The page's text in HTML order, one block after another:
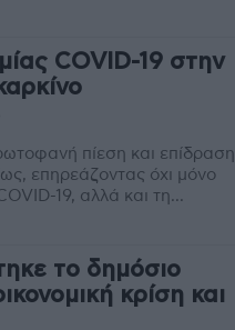
COVID-19 στην
πίεση και επίδραση
επηρεάζοντας όχι μόνο
19, αλλά και τη...
το δημόσιο
κρίση και